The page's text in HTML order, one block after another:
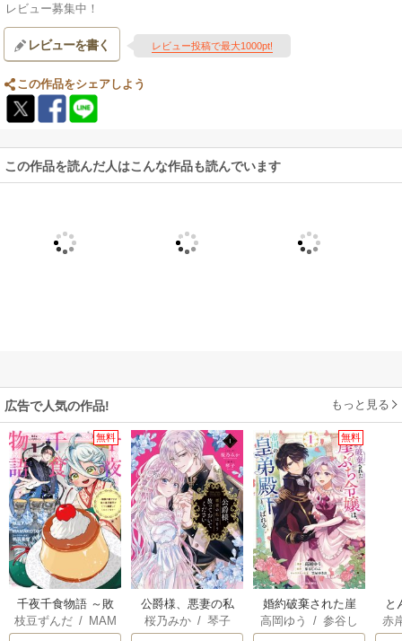
レビュー募集中！
レビューを書く レビュー投稿で最大1000pt!
この作品をシェアしよう
この作品を読んだ人はこんな作品も読んでいます
広告で人気の作品! もっと見る
無料
千夜千食物語 ～敗
国の姫ですが氷の
枝豆ずんだ/ MAM
公爵様、悪妻の私
はもう放っておい
桜乃みか/ 琴子
無料
婚約破棄された崖
っぷち令嬢は、帝
高岡ゆう /参谷し
と
赤